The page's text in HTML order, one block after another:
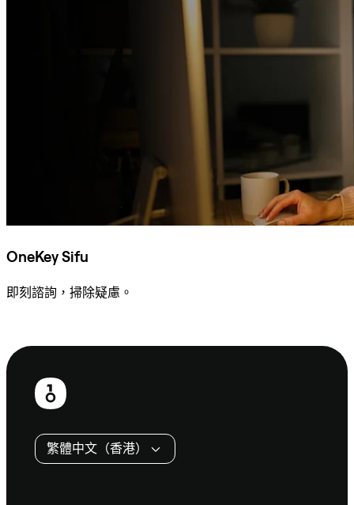
OneKey Sifu
即刻諮詢，掃除疑慮。
頁
繁體中文（香港）